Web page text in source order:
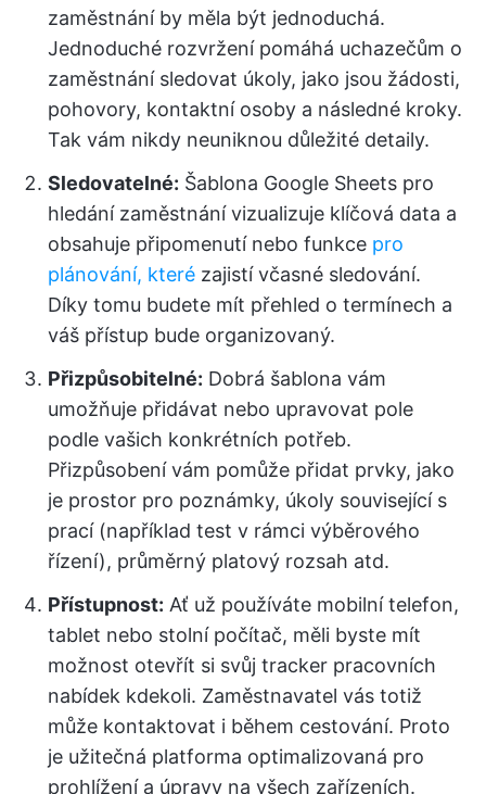
zaměstnání by měla být jednoduchá.
Jednoduché rozvržení pomáhá uchazečům o
zaměstnání sledovat úkoly, jako jsou žádosti,
pohovory, kontaktní osoby a následné kroky.
Tak vám nikdy neuniknou důležité detaily.
Sledovatelné: Šablona Google Sheets pro
hledání zaměstnání vizualizuje klíčová data a
obsahuje připomenutí nebo funkce pro
plánování, které zajistí včasné sledování.
Díky tomu budete mít přehled o termínech a
váš přístup bude organizovaný.
Přizpůsobitelné: Dobrá šablona vám
umožňuje přidávat nebo upravovat pole
podle vašich konkrétních potřeb.
Přizpůsobení vám pomůže přidat prvky, jako
je prostor pro poznámky, úkoly související s
prací (například test v rámci výběrového
řízení), průměrný platový rozsah atd.
Přístupnost: Ať už používáte mobilní telefon,
tablet nebo stolní počítač, měli byste mít
možnost otevřít si svůj tracker pracovních
nabídek kdekoli. Zaměstnavatel vás totiž
může kontaktovat i během cestování. Proto
je užitečná platforma optimalizovaná pro
prohlížení a úpravy na všech zařízeních.